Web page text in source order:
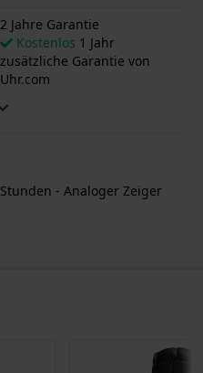
2 Jahre Garantie
Kostenlos 1 Jahr
zusätzliche Garantie von
Uhr.com
Stunden - Analoger Zeiger